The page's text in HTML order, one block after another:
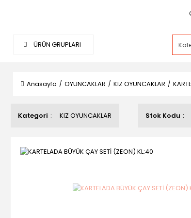
ÜRÜN GRUPLARI
Anasayfa OYUNCAKLAR KIZ OYUNCAKLAR
Kategori KIZ OYUNCAKLAR Stok Kodu